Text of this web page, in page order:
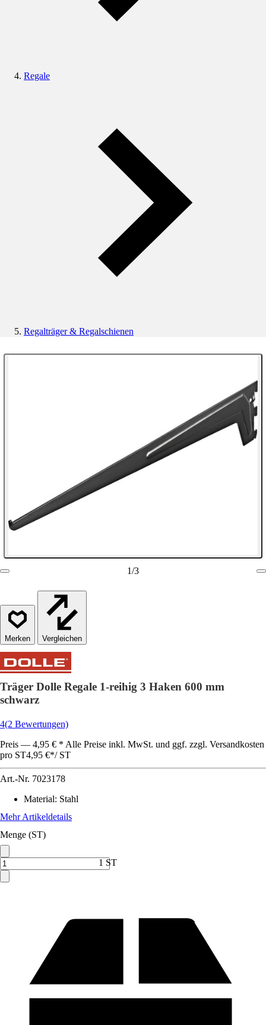
Regale
Regalträger & Regalschienen
1/3
Vergleichen
Träger Dolle Regale 1-reihig 3 Haken 600 mm
schwarz
4(2 Bewertungen)
Preis — 4,95 € * Alle Preise inkl. MwSt. und ggf. zzgl. Versandkosten
pro ST4,95 €*/ ST
Art.-Nr. 7023178
Material: Stahl
Mehr Artikeldetails
Menge (ST)
1 ST